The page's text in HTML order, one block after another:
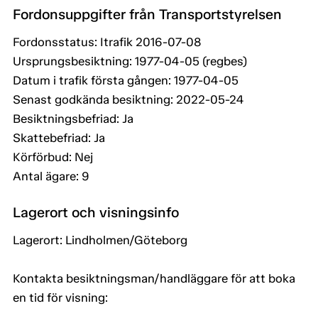
Fordonsuppgifter från Transportstyrelsen
Fordonsstatus: Itrafik 2016-07-08
Ursprungsbesiktning: 1977-04-05 (regbes)
Datum i trafik första gången: 1977-04-05
Senast godkända besiktning: 2022-05-24
Besiktningsbefriad: Ja
Skattebefriad: Ja
Körförbud: Nej
Antal ägare: 9
Lagerort och visningsinfo
Lagerort: Lindholmen/Göteborg
Kontakta besiktningsman/handläggare för att boka
en tid för visning: